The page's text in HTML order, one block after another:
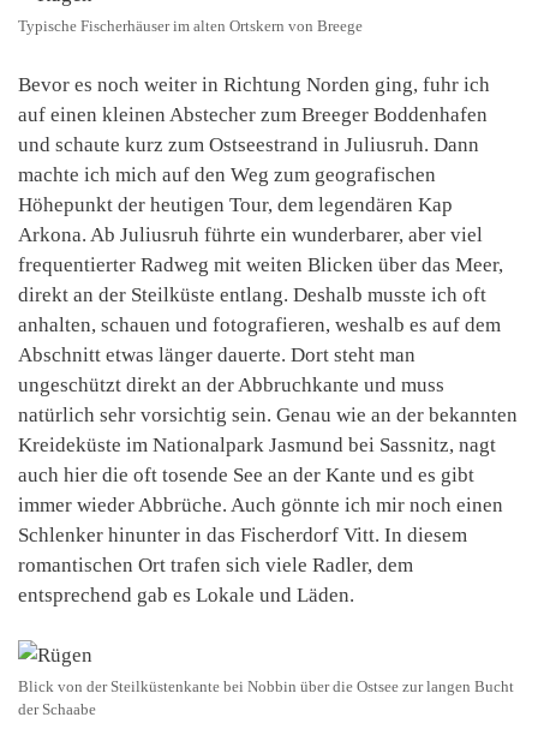
Typische Fischerhäuser im alten Ortskern von Breege
Bevor es noch weiter in Richtung Norden ging, fuhr ich
auf einen kleinen Abstecher zum Breeger Boddenhafen
und schaute kurz zum Ostseestrand in Juliusruh. Dann
machte ich mich auf den Weg zum geografischen
Höhepunkt der heutigen Tour, dem legendären Kap
Arkona. Ab Juliusruh führte ein wunderbarer, aber viel
frequentierter Radweg mit weiten Blicken über das Meer,
direkt an der Steilküste entlang. Deshalb musste ich oft
anhalten, schauen und fotografieren, weshalb es auf dem
Abschnitt etwas länger dauerte. Dort steht man
ungeschützt direkt an der Abbruchkante und muss
natürlich sehr vorsichtig sein. Genau wie an der bekannten
Kreideküste im Nationalpark Jasmund bei Sassnitz, nagt
auch hier die oft tosende See an der Kante und es gibt
immer wieder Abbrüche. Auch gönnte ich mir noch einen
Schlenker hinunter in das Fischerdorf Vitt. In diesem
romantischen Ort trafen sich viele Radler, dem
entsprechend gab es Lokale und Läden.
Blick von der Steilküstenkante bei Nobbin über die Ostsee zur langen Bucht
der Schaabe